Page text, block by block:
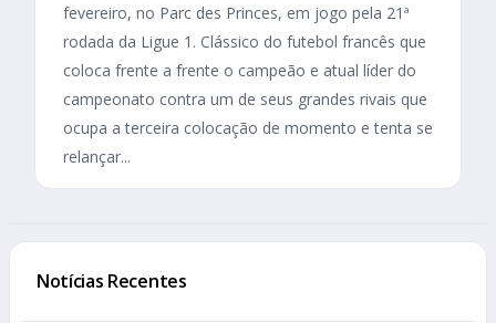
fevereiro, no Parc des Princes, em jogo pela 21ª
rodada da Ligue 1. Clássico do futebol francês que
coloca frente a frente o campeão e atual líder do
campeonato contra um de seus grandes rivais que
ocupa a terceira colocação de momento e tenta se
relançar...
Notícias Recentes